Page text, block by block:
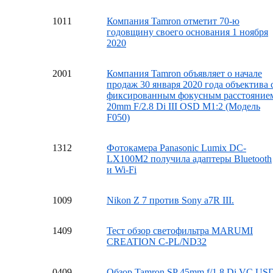
1011
Компания Tamron отметит 70-ю
годовщину своего основания 1 ноября
2020
2001
Компания Tamron объявляет о начале
продаж 30 января 2020 года объектива
фиксированным фокусным
20mm F/2.8 Di III OSD M1:2 (Модель
F050)
1312
Фотокамера Panasonic Lumix DC-
LX100M2 получила адаптеры Bluetooth
и Wi-Fi
1009 Nikon Z 7 против Sony a7R III.
1409
Тест обзор светофильтра MARUMI
CREATION C-PL/ND32